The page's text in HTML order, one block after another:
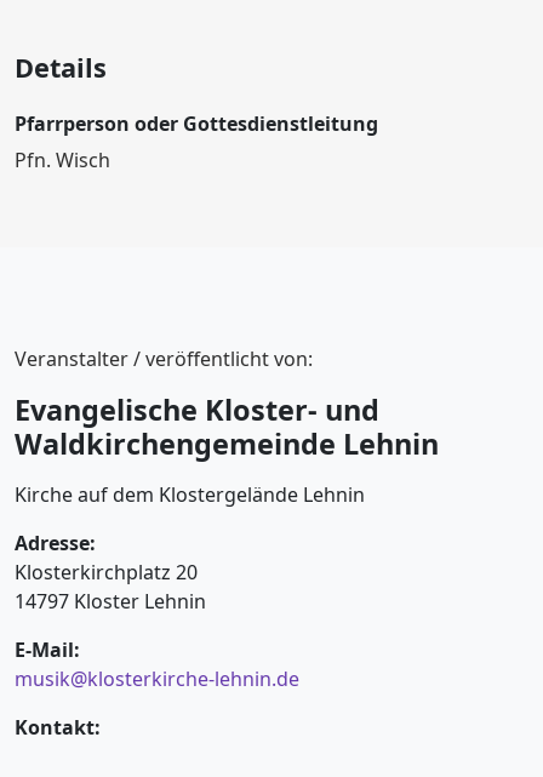
Details
Pfarrperson oder Gottesdienstleitung
Pfn. Wisch
Veranstalter / veröffentlicht von:
Evangelische Kloster- und
Waldkirchengemeinde Lehnin
Kirche auf dem Klostergelände Lehnin
Adresse:
Klosterkirchplatz 20
14797 Kloster Lehnin
E-Mail:
musik@klosterkirche-lehnin.de
Kontakt: